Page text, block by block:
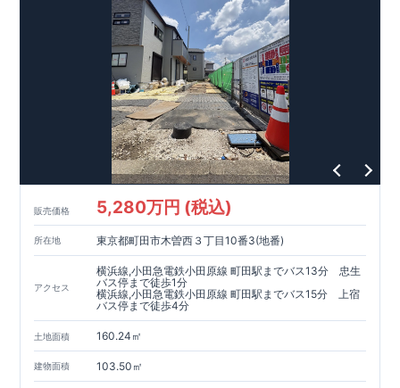
販売価格 5,280万円 (税込)
所在地 東京都町田市木曽西３丁目10番3(地番)
アクセス
横浜線,小田急電鉄小田原線 町田駅までバス13分 忠生
バス停まで徒歩1分
横浜線,小田急電鉄小田原線 町田駅までバス15分 上宿
バス停まで徒歩4分
土地面積 160.24㎡
建物面積 103.50㎡